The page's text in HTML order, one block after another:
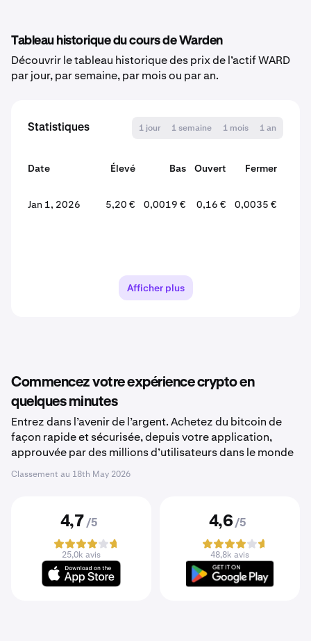
Tableau historique du cours de Warden
Découvrir le tableau historique des prix de l’actif WARD
par jour, par semaine, par mois ou par an.
Statistiques 1 jour 1 semaine 1 mois 1 an
Date Élevé Bas Ouvert
Fermer
Jan 1, 2026
5,20 € 0,0019 € 0,16 € 0,0035 €
Afficher plus
Commencez votre expérience crypto en
quelques minutes
Entrez dans l’avenir de l’argent. Achetez du bitcoin de
façon rapide et sécurisée, depuis votre application,
approuvée par des millions d’utilisateurs dans le monde
Classement au 18th May 2026
4,7 /5
25,0k avis
4,6 /5
48,8k avis